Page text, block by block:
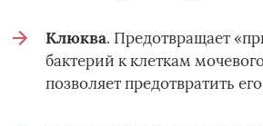
Клюква. Предотвращает
бактерий к клеткам
позволяет предотвратить